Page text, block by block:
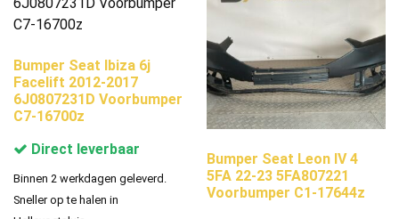
Bumper Seat Ibiza 6j
Facelift 2012-2017
6J0807231D Voorbumper
C7-16700z
Direct leverbaar
Binnen 2 werkdagen geleverd.
Sneller op te halen in
Bumper Seat Leon IV 4
5FA 22-23 5FA807221
Voorbumper C1-17644z